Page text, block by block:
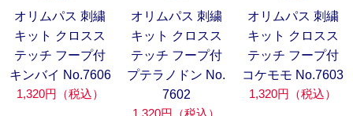
オリムパス 刺繍
キット クロスス
テッチ フープ付
キンバイ No.7606
1,320円（税込）
オリムパス 刺繍
キット クロスス
テッチ フープ付
プテラノドン No.
7602
オリムパス 刺繍
キット クロスス
テッチ フープ付
コケモモ No.7603
1,320円（税込）